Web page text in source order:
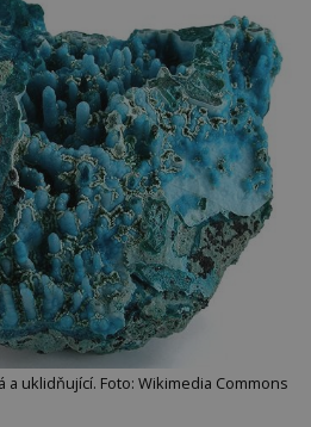
a uklidňující. Foto: Wikimedia Commons